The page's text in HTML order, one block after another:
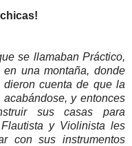
se llamaban Práctico,
una montaña, donde
cuenta de que la
y entonces
sus casas para
y Violinista les
con sus instrumentos